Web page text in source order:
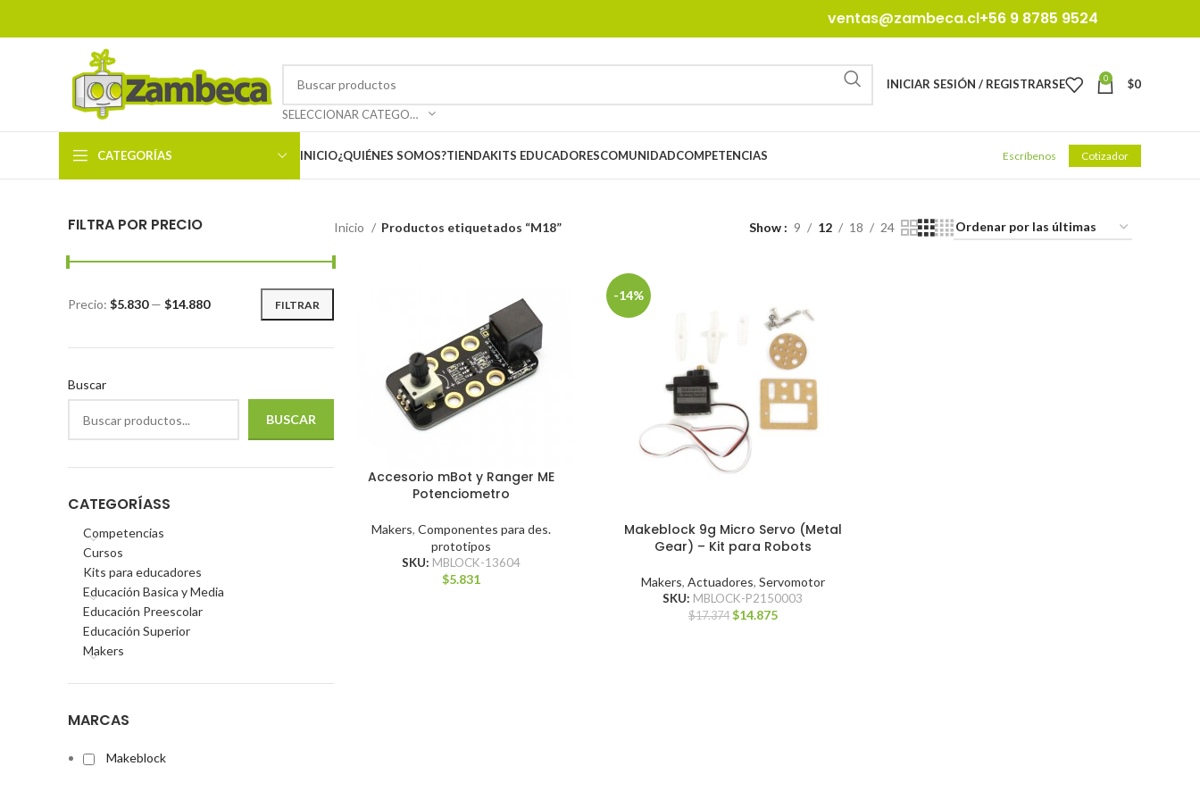
ventas@zambeca.cl+56 9 8785 9524
SELECCIONAR CATEGORÍA
INICIAR SESIÓN / REGISTRARSE 0 $0
CATEGORÍAS INICIO¿QUIÉNES SOMOS?TIENDAKITS EDUCADORESCOMUNIDADCOMPETENCIAS Escríbenos Cotizador
FILTRA POR PRECIO
FILTRAR
Precio: $5.830— $14.880
Buscar
BUSCAR
CATEGORÍASS
Competencias
Cursos
Kits para educadores
Educación Basica y Media
Educación Preescolar
Educación Superior
Makers
MARCAS
Makeblock
Inicio Productos etiquetados “M18” Show 9 12 18 24
Accesorio mBot y Ranger ME
Potenciometro
Makers, Componentes para des.
prototipos
SKU: MBLOCK-13604
$5.831
-14%
Makeblock 9g Micro Servo (Metal
Gear) – Kit para Robots
Makers, Actuadores, Servomotor
SKU: MBLOCK-P2150003
$17.374 $14.875